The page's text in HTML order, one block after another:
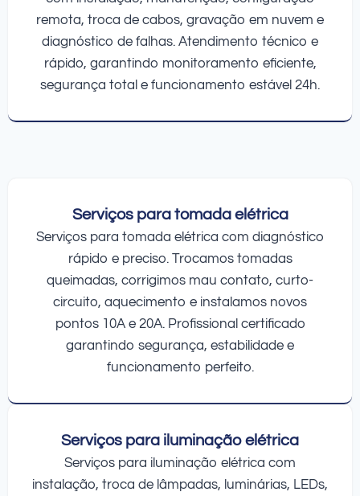
remota, troca de cabos, gravação em nuvem e
diagnóstico de falhas. Atendimento técnico e
rápido, garantindo monitoramento eficiente,
segurança total e funcionamento estável 24h.
Serviços para tomada elétrica
Serviços para tomada elétrica com diagnóstico
rápido e preciso. Trocamos tomadas
queimadas, corrigimos mau contato, curto-
circuito, aquecimento e instalamos novos
pontos 10A e 20A. Profissional certificado
garantindo segurança, estabilidade e
funcionamento perfeito.
Serviços para iluminação elétrica
Serviços para iluminação elétrica com
instalação, troca de lâmpadas, luminárias, LEDs,